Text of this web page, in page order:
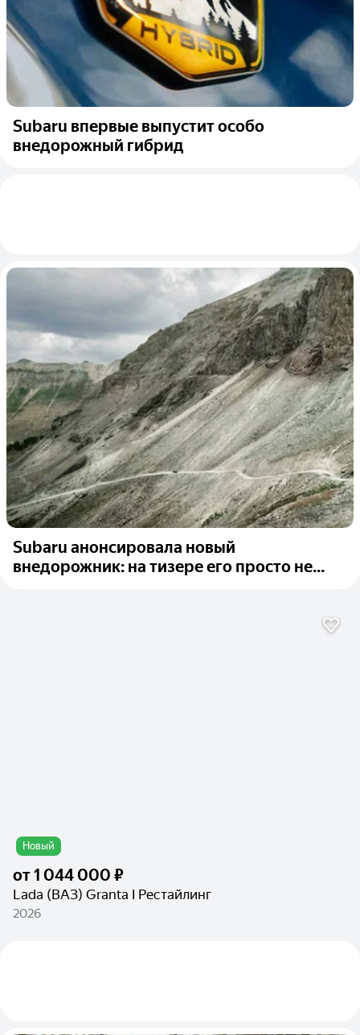
Subaru впервые выпустит особо
внедорожный гибрид
Subaru анонсировала новый
внедорожник: на тизере его просто не...
Новый
от1 044 000 ₽
Lada (ВАЗ) Granta I Рестайлинг
2026